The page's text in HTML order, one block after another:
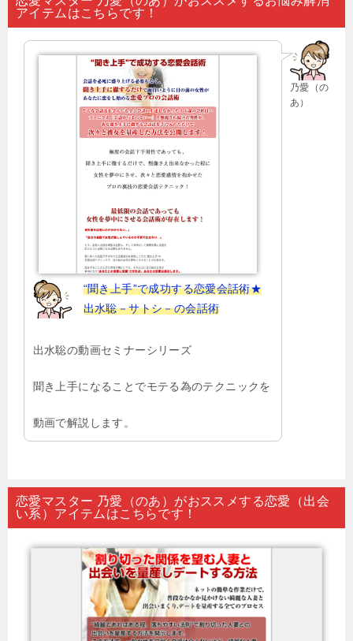
ビ
アイテムはこちらです！
乃愛（の
あ）
“聞き上手”で成功する恋愛会話術★
出水聡－サトシ－の会話術
出水聡の動画セミナーシリーズ
聞き上手になることでモテる為のテクニックを
動画で解説します。
恋愛マスター 乃愛（のあ）がおススメする恋愛（出会
い系）アイテムはこちらです！